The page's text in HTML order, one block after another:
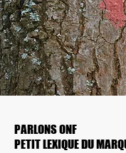
PARLONS ONF
PETIT LEXIQUE DU
PARLONS ONF
PETIT LEXIQUE DU